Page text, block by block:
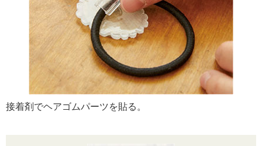
接着剤でヘアゴムパーツを貼る。